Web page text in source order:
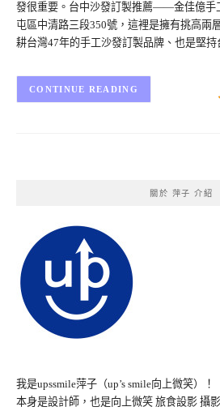
發很重要。台中沙發訂製推薦——金佳億手
屯區中清路三段350號，這裡是擁有挑高兩
耕台灣47年的手工沙發訂製品牌、也是堅
CONTINUE READING
關於 萍子 介紹
我是upssmile萍子（up’s smile向上微笑）！
本身是設計師，也是向上微笑 旅食設影 攝